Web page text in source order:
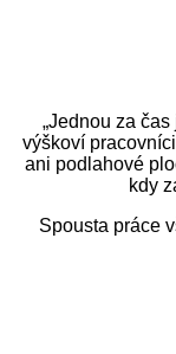
„Jednou za
výškoví
ani podlahové
kdy
Spousta práce